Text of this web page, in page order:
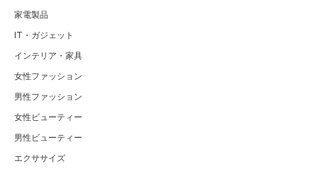
家電製品
IT・ガジェット
インテリア・家具
女性ファッション
男性ファッション
女性ビューティー
男性ビューティー
エクササイズ